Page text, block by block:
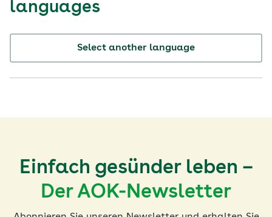
languages
Select another language
Einfach gesünder leben –
Der AOK-Newsletter